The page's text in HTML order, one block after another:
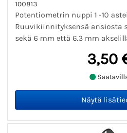
100813
Potentiometrin nuppi 1 -10
Ruuvikiinnityksensä ansiosta
sekä 6 mm että 6.3 mm
3,50